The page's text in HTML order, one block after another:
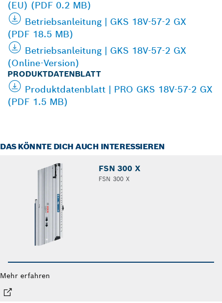
(EU) (PDF 0.2 MB)
Betriebsanleitung | GKS 18V-57-2 GX
(PDF 18.5 MB)
Betriebsanleitung | GKS 18V-57-2 GX
(Online-Version)
PRODUKTDATENBLATT
Produktdatenblatt | PRO GKS 18V-57-2 GX
(PDF 1.5 MB)
DAS KÖNNTE DICH AUCH INTERESSIEREN
FSN 300 X
FSN 300 X
Mehr erfahren